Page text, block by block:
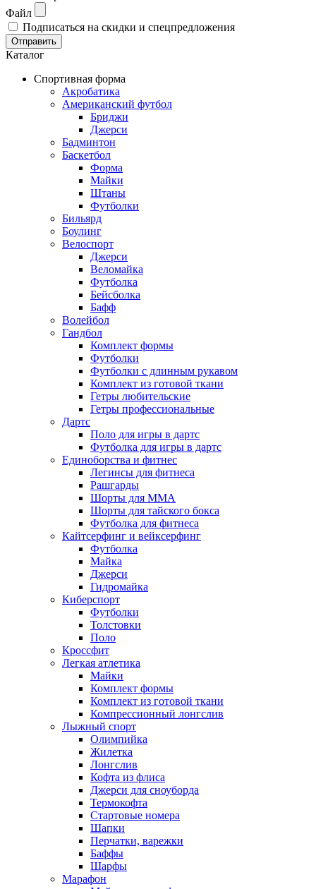
Файл
Подписаться на скидки и спецпредложения
Отправить
Каталог
Спортивная форма
Акробатика
Американский футбол
Бриджи
Джерси
Бадминтон
Баскетбол
Форма
Майки
Штаны
Футболки
Бильярд
Боулинг
Велоспорт
Джерси
Веломайка
Футболка
Бейсболка
Бафф
Волейбол
Гандбол
Комплект формы
Футболки
Футболки с длинным рукавом
Комплект из готовой ткани
Гетры любительские
Гетры профессиональные
Дартс
Поло для игры в дартс
Футболка для игры в дартс
Единоборства и фитнес
Легинсы для фитнеса
Рашгарды
Шорты для MMA
Шорты для тайского бокса
Футболка для фитнеса
Кайтсерфинг и вейксерфинг
Футболка
Майка
Джерси
Гидромайка
Киберспорт
Футболки
Толстовки
Поло
Кроссфит
Легкая атлетика
Майки
Комплект формы
Комплект из готовой ткани
Компрессионный лонгслив
Лыжный спорт
Олимпийка
Жилетка
Лонгслив
Кофта из флиса
Джерси для сноуборда
Термокофта
Стартовые номера
Шапки
Перчатки, варежки
Баффы
Шарфы
Марафон